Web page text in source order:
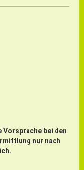
Vorsprache bei den
nur nach